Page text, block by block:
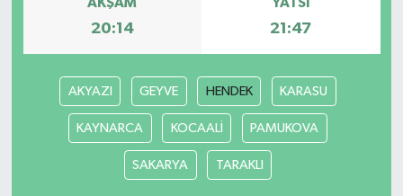
AKŞAM
20:14
YATSI
21:47
AKYAZI GEYVE HENDEK KARASU
KAYNARCA KOCAALİ PAMUKOVA
SAKARYA TARAKLI